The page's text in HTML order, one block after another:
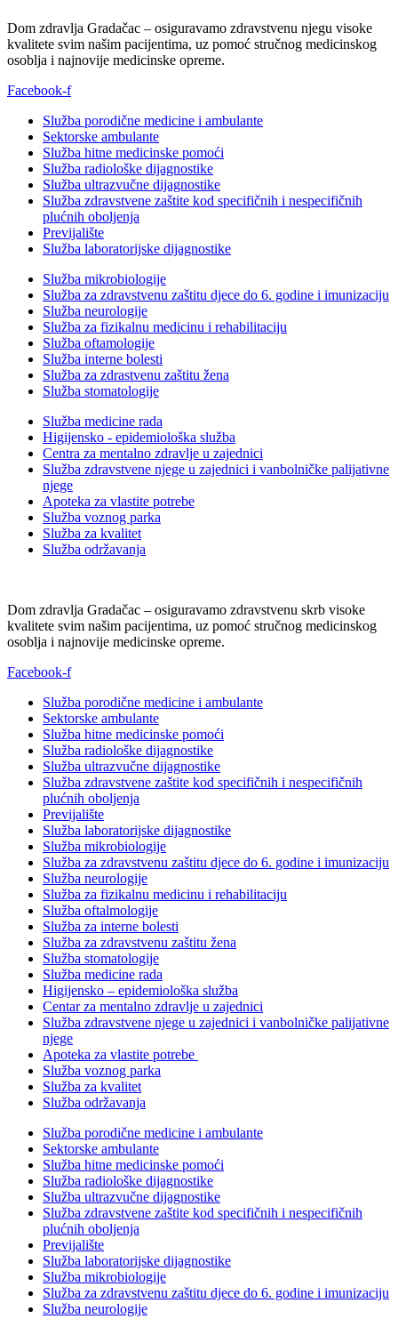
Dom zdravlja Gradačac – osiguravamo zdravstvenu njegu visoke
kvalitete svim našim pacijentima, uz pomoć stručnog medicinskog
osoblja i najnovije medicinske opreme.
Facebook-f
Služba porodične medicine i ambulante
Sektorske ambulante
Služba hitne medicinske pomoći
Služba radiološke dijagnostike
Služba ultrazvučne dijagnostike
Služba zdravstvene zaštite kod specifičnih i nespecifičnih
plućnih oboljenja
Previjalište
Služba laboratorijske dijagnostike
Služba mikrobiologije
Služba za zdravstvenu zaštitu djece do 6. godine i imunizaciju
Služba neurologije
Služba za fizikalnu medicinu i rehabilitaciju
Služba oftamologije
Služba interne bolesti
Služba za zdrastvenu zaštitu žena
Služba stomatologije
Služba medicine rada
Higijensko - epidemiološka služba
Centra za mentalno zdravlje u zajednici
Služba zdravstvene njege u zajednici i vanbolničke palijativne
njege
Apoteka za vlastite potrebe
Služba voznog parka
Služba za kvalitet
Služba održavanja
Dom zdravlja Gradačac – osiguravamo zdravstvenu skrb visoke
kvalitete svim našim pacijentima, uz pomoć stručnog medicinskog
osoblja i najnovije medicinske opreme.
Facebook-f
Služba porodične medicine i ambulante
Sektorske ambulante
Služba hitne medicinske pomoći
Služba radiološke dijagnostike
Služba ultrazvučne dijagnostike
Služba zdravstvene zaštite kod specifičnih i nespecifičnih
plućnih oboljenja
Previjalište
Služba laboratorijske dijagnostike
Služba mikrobiologije
Služba za zdravstvenu zaštitu djece do 6. godine i imunizaciju
Služba neurologije
Služba za fizikalnu medicinu i rehabilitaciju
Služba oftalmologije
Služba za interne bolesti
Služba za zdravstvenu zaštitu žena
Služba stomatologije
Služba medicine rada
Higijensko – epidemiološka služba
Centar za mentalno zdravlje u zajednici
Služba zdravstvene njege u zajednici i vanbolničke palijativne
njege
Apoteka za vlastite potrebe
Služba voznog parka
Služba za kvalitet
Služba održavanja
Služba porodične medicine i ambulante
Sektorske ambulante
Služba hitne medicinske pomoći
Služba radiološke dijagnostike
Služba ultrazvučne dijagnostike
Služba zdravstvene zaštite kod specifičnih i nespecifičnih
plućnih oboljenja
Previjalište
Služba laboratorijske dijagnostike
Služba mikrobiologije
Služba za zdravstvenu zaštitu djece do 6. godine i imunizaciju
Služba neurologije